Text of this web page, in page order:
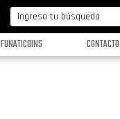
FUNATICOINS CONTACTO